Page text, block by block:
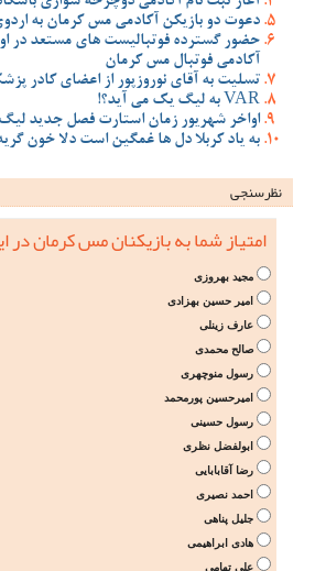
دعوت دو بازیکن آکادمی مس کرمان به
حضور گسترده فوتبالیست های مستعد در
آکادمی فوتبال مس کرمان
تسلیت به آقای نوروزپور از اعضای کادر
VAR به لیگ یک می آید؟!
اواخر شهریور زمان استارت فصل جدید
به یاد کربلا دل ها غمگین است دلا خون
نظرسنجی
امتیاز شما به بازیکنان مس کرمان
مجید بهروزی
امیر حسین بهزادی
عارف زینلی
صالح محمدی
رسول منوچهری
امیرحسین پورمحمد
رسول حسینی
ابولفضل نظری
رضا آقابابایی
احمد نصیری
جلیل پناهی
هادی ابراهیمی
علی تهامی